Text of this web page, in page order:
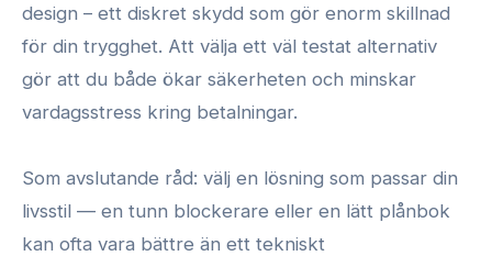
design – ett diskret skydd som gör enorm skillnad
för din trygghet. Att välja ett väl testat alternativ
gör att du både ökar säkerheten och minskar
vardagsstress kring betalningar.
Som avslutande råd: välj en lösning som passar din
livsstil — en tunn blockerare eller en lätt plånbok
kan ofta vara bättre än ett tekniskt